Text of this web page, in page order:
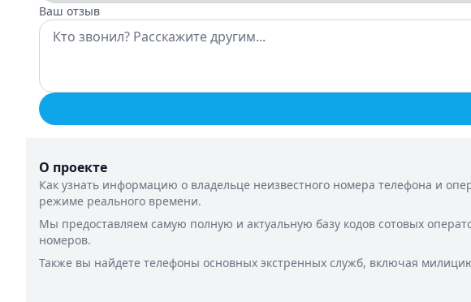
Ваш отзыв
О проекте
Как узнать информацию о владельце неизвестного номера телефона и
режиме реального времени.
Мы предоставляем самую полную и актуальную базу кодов сотовых
номеров.
Также вы найдете телефоны основных экстренных служб, включая